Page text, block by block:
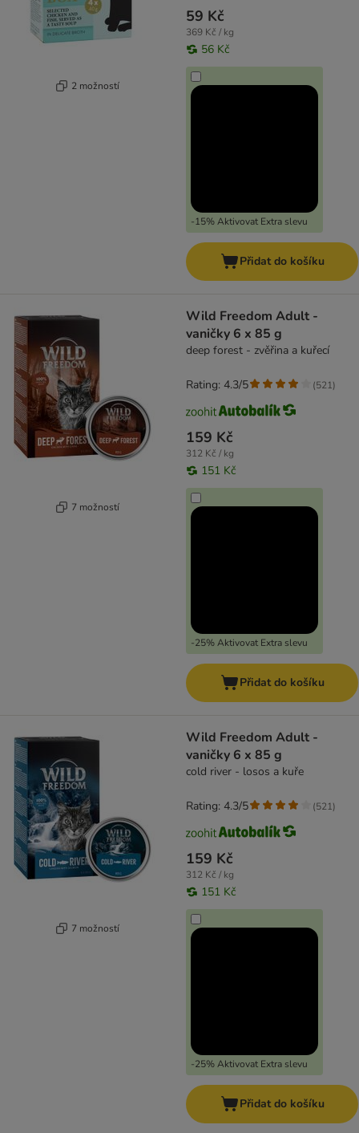
2 možností
59 Kč
369 Kč / kg
56 Kč
-15% Aktivovat Extra slevu
Přidat do košíku
7 možností
Wild Freedom Adult -
vaničky 6 x 85 g
deep forest - zvěřina a kuřecí
159 Kč
312 Kč / kg
151 Kč
-25% Aktivovat Extra slevu
Rating: 4.3/5 (521)
Přidat do košíku
7 možností
Wild Freedom Adult -
vaničky 6 x 85 g
cold river - losos a kuře
159 Kč
312 Kč / kg
151 Kč
-25% Aktivovat Extra slevu
Rating: 4.3/5 (521)
Přidat do košíku